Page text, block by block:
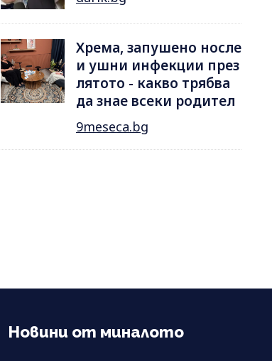
Хрема, запушено носле
и ушни инфекции през
лятотo - какво трябва
да знае всеки родител
9meseca.bg
Новини от миналото